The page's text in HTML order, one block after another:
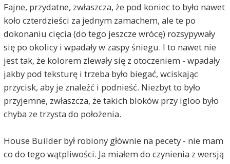
Fajne, przydatne, zwłaszcza, że pod koniec to było nawet
koło czterdzieści za jednym zamachem, ale te po
dokonaniu cięcia (do tego jeszcze wrócę) rozsypywały
się po okolicy i wpadały w zaspy śniegu. I to nawet nie
jest tak, że kolorem zlewały się z otoczeniem - wpadały
jakby pod teksturę i trzeba było biegać, wciskając
przycisk, aby je znaleźć i podnieść. Niezbyt to było
przyjemne, zwłaszcza, że takich bloków przy igloo było
chyba ze trzysta do położenia.
House Builder był robiony głównie na pecety - nie mam
co do tego wątpliwości. Ja miałem do czynienia z wersją